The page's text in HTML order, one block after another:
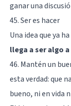
ganar una
45. Ser es hacer
Una idea que ya
llega a ser algo
46. Mantén un
esta verdad: que
bueno, ni en vida